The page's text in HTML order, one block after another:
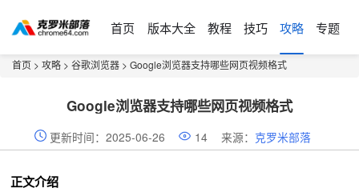
首页 版本大全 教程 技巧 攻略 专题
首页 > 攻略 > 谷歌浏览器 > Google浏览器支持哪些网页视频格式
Google浏览器支持哪些网页视频格式
更新时间：2025-06-26 14 来源： 克罗米部落
正文介绍